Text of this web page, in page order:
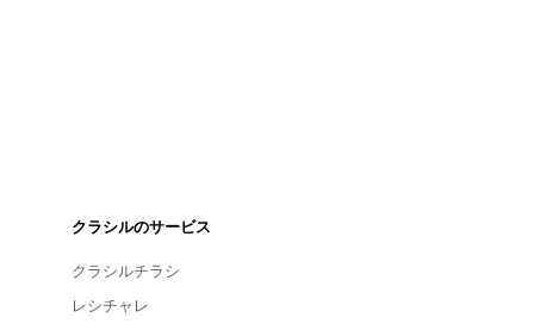
クラシルのサービス
クラシルチラシ
レシチャレ